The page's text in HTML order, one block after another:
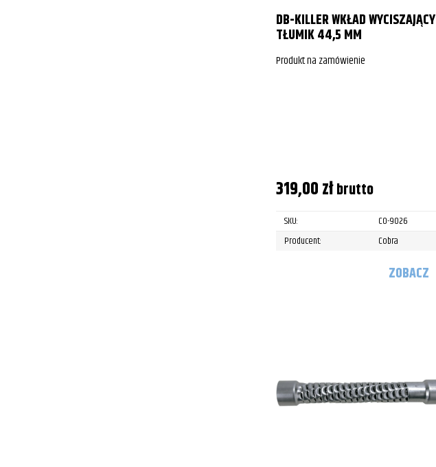
DB-KILLER WKŁAD WYCISZAJĄCY
TŁUMIK 44,5 MM
Produkt na zamówienie
319,00złbrutto
SKU:
CO-9026
Producent:
Cobra
ZOBACZ